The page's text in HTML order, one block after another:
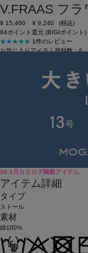
V.FRAAS フ
¥ 15,400 ¥ 9,240
(税込)
84ポイント還元 (BIGIポイント)
★★★★★ 1件のレビュー
お気に入りアイテム登録数：6
アイテム説明
フラワーモチーフで構成され
26.3月カタログ掲載アイテム
アイテム詳細
タイプ
ストール
素材
綿100%